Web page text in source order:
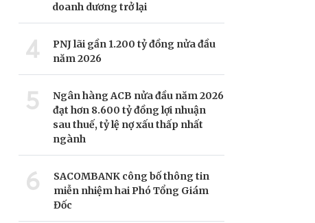
doanh dương trở lại
4
PNJ lãi gần 1.200 tỷ đồng nửa đầu
năm 2026
5
Ngân hàng ACB nửa đầu năm 2026
đạt hơn 8.600 tỷ đồng lợi nhuận
sau thuế, tỷ lệ nợ xấu thấp nhất
ngành
6
SACOMBANK công bố thông tin
miễn nhiệm hai Phó Tổng Giám
Đốc